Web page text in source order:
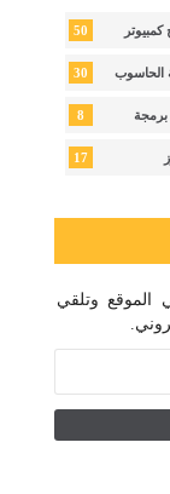
كمبيوتر 50
الحاسوب 30
برمجة 8
17
الموقع وتلقي